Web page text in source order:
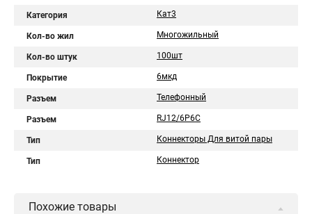
Категория Кат3
Кол-во жил Многожильный
Кол-во штук 100шт
Покрытие 6мкд
Разъем Телефонный
Разъем RJ12/6P6C
Тип Коннекторы Для витой пары
Тип Коннектор
Похожие товары